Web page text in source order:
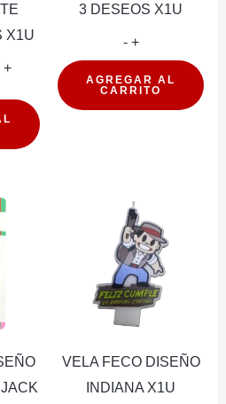
X1U
VELA
DESTELLANTE
NEON
PCS
+
3 DESEOS X1U
- VELA
DISEÑO
+
AGREGAR AL
CARRITO
VELA FECO DISEÑO
INDIANA X1U